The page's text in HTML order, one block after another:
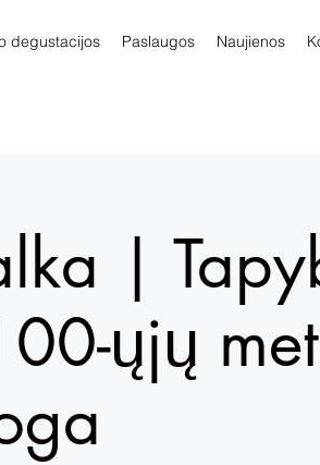
degustacijos Paslaugos Naujienos
|
ųjų